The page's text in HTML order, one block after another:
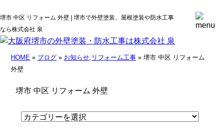
堺市 中区 リフォーム 外壁 | 堺市で外壁塗装、屋根塗装や防水工事
なら株式会社 泉
HOME » ブログ » お知らせ, リフォーム工事 » 堺市 中区 リフォーム
外壁
堺市 中区 リフォーム 外壁